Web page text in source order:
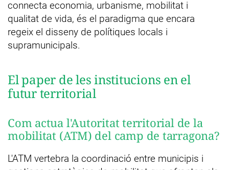
connecta economia, urbanisme, mobilitat i
qualitat de vida, és el paradigma que encara
regeix el disseny de polítiques locals i
supramunicipals.
El paper de les institucions en el
futur territorial
Com actua l'Autoritat territorial de la
mobilitat (ATM) del camp de tarragona?
L'ATM vertebra la coordinació entre municipis i